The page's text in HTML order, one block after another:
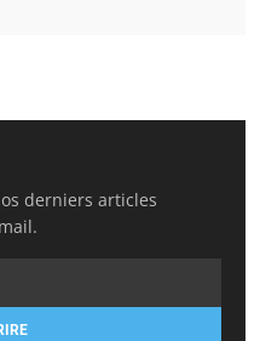
derniers articles